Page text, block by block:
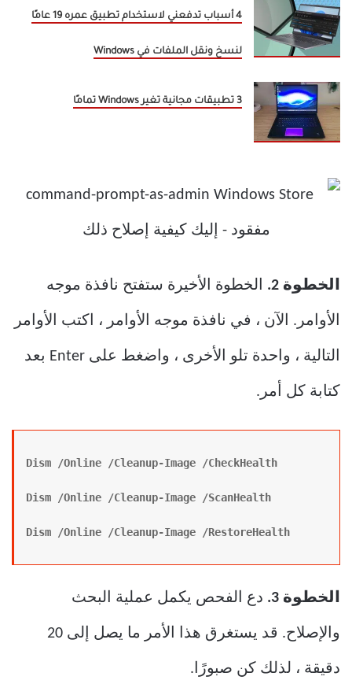
4 أسباب تدفعني لاستخدام تطبيق عمره 19 عامًا
لنسخ ونقل الملفات في Windows
3 تطبيقات مجانية تغير Windows تمامًا
الخطوة 2. الخطوة الأخيرة ستفتح نافذة موجه
الأوامر. الآن ، في نافذة موجه الأوامر ، اكتب الأوامر
التالية ، واحدة تلو الأخرى ، واضغط على Enter بعد
كتابة كل أمر.
Dism /Online /Cleanup-Image /CheckHealth
Dism /Online /Cleanup-Image /ScanHealth
Dism /Online /Cleanup-Image /RestoreHealth
الخطوة 3. دع الفحص يكمل عملية البحث
والإصلاح. قد يستغرق هذا الأمر ما يصل إلى 20
دقيقة ، لذلك كن صبورًا.